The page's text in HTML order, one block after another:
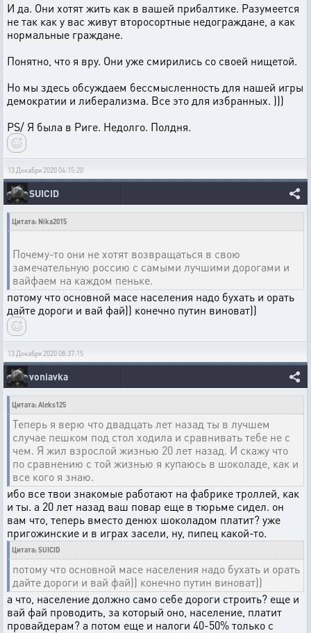
И да. Они хотят жить как в вашей прибалтике. Разумеется
не так как у вас живут второсортные недограждане, а как
нормальные граждане.
Понятно, что я вру. Они уже смирились со своей нищетой.
Но мы здесь обсуждаем бессмысленность для нашей игры
демократии и либерализма. Все это для избранных. )))
PS/ Я была в Риге. Недолго. Полдня.
13 Декабря 2020 04:15:20
SUICID
Цитата: Nika2015
Почему-то они не хотят возвращаться в свою
замечательную россию с самыми лучшими дорогами и
вайфаем на каждом пеньке.
потому что основной масе населения надо бухать и орать
дайте дороги и вай фай)) конечно путин виноват))
13 Декабря 2020 08:37:15
voniavka
Цитата: Aleks125
Теперь я верю что двадцать лет назад ты в лучшем
случае пешком под стол ходила и сравнивать тебе не с
чем. Я жил взрослой жизнью 20 лет назад. И скажу что
по сравнению с той жизнью я купаюсь в шоколаде, как и
все кого я знаю.
ибо все твои знакомые работают на фабрике троллей, как
и ты. а 20 лет назад ваш повар еще в тюрьме сидел. он
вам что, теперь вместо денюх шоколадом платит? уже
пригожинские и в играх засели, ну, пипец какой-то.
Цитата: SUICID
потому что основной масе населения надо бухать и орать
дайте дороги и вай фай)) конечно путин виноват))
а что, население должно само себе дороги строить? еще и
вай фай проводить, за который оно, население, платит
провайдерам? а потом еще и налоги 40-50% только с